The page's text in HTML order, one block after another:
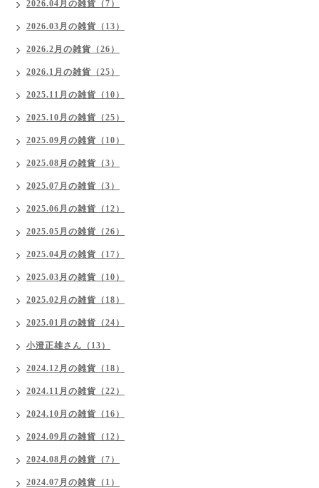
2026.04月の雑貨（7）
2026.03月の雑貨（13）
2026.2月の雑貨（26）
2026.1月の雑貨（25）
2025.11月の雑貨（10）
2025.10月の雑貨（25）
2025.09月の雑貨（10）
2025.08月の雑貨（3）
2025.07月の雑貨（3）
2025.06月の雑貨（12）
2025.05月の雑貨（26）
2025.04月の雑貨（17）
2025.03月の雑貨（10）
2025.02月の雑貨（18）
2025.01月の雑貨（24）
小澄正雄さん（13）
2024.12月の雑貨（18）
2024.11月の雑貨（22）
2024.10月の雑貨（16）
2024.09月の雑貨（12）
2024.08月の雑貨（7）
2024.07月の雑貨（1）